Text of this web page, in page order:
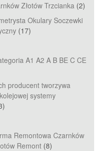
Złotów Trzcianka (2)
Okulary Soczewki
(17)
A1 A2 A B BE C CE
producent tworzywa
systemy
Remontowa Czarnków
Remont (8)